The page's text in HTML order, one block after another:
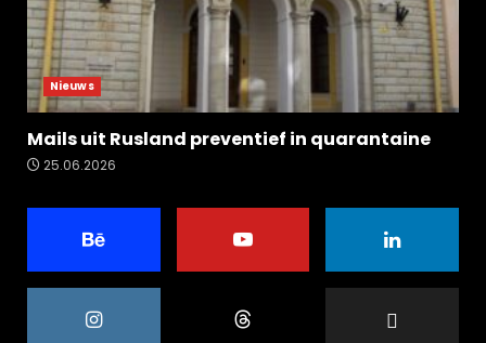
Nieuws
Mails uit Rusland preventief in quarantaine
25.06.2026